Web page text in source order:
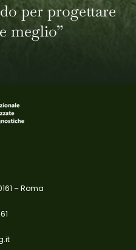
per progettare
meglio”
– Roma